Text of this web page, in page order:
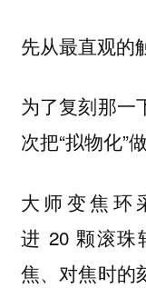
先从最直观的
为了复刻那一
次把“拟物化”
大师变焦环
进 20 颗滚珠
焦、对焦时的